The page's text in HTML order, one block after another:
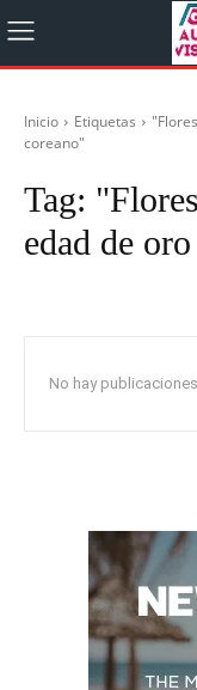
Inicio Etiquetas
coreano"
Tag:
edad de
No hay